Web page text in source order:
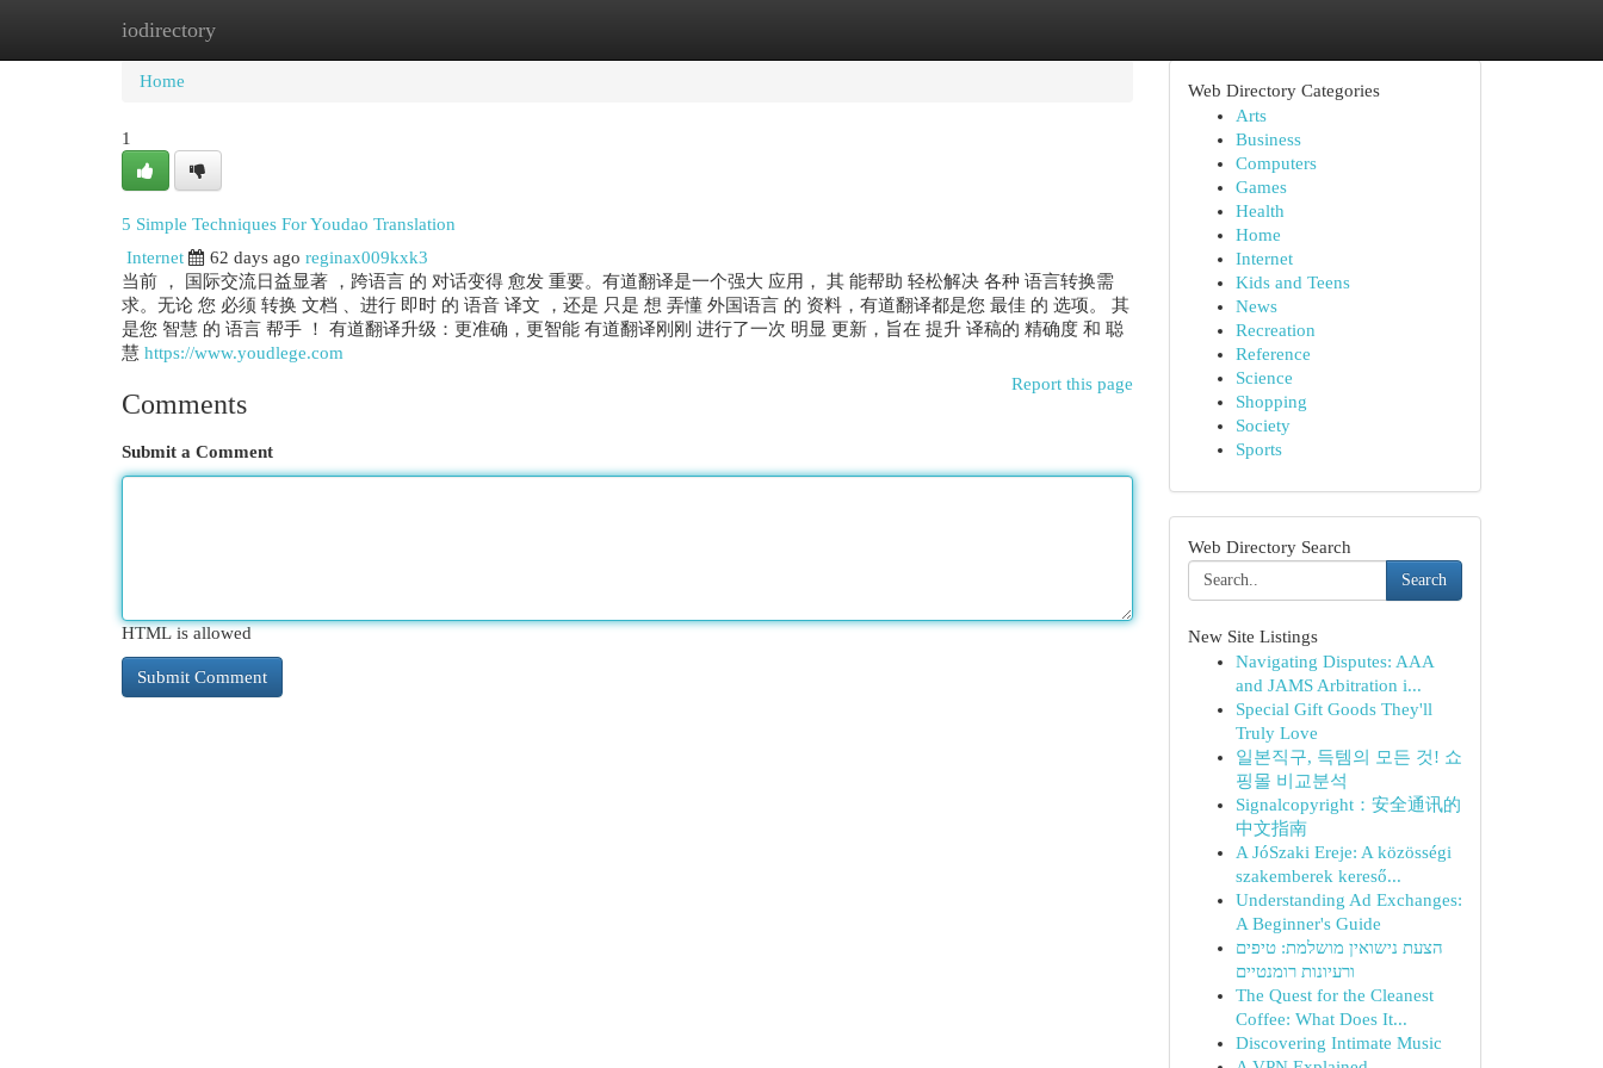
iodirectory
Home
Home
1
5 Simple Techniques For Youdao Translation
Internet
62 days ago reginax009kxk3
当前 ， 国际交流日益显著 ，跨语言 的 对话变得 愈发 重要。有道翻译是一个强大 应用， 其 能帮助 轻松解决 各种 语言转换需
求。无论 您 必须 转换 文档 、进行 即时 的 语音 译文 ，还是 只是 想 弄懂 外国语言 的 资料，有道翻译都是您 最佳 的 选项。 其
是您 智慧 的 语言 帮手 ！ 有道翻译升级：更准确，更智能 有道翻译刚刚 进行了一次 明显 更新，旨在 提升 译稿的 精确度 和 聪
慧 https://www.youdlege.com
Report this page
Comments
Submit a Comment
HTML is allowed
Web Directory Categories
Arts
Business
Computers
Games
Health
Home
Internet
Kids and Teens
News
Recreation
Reference
Science
Shopping
Society
Sports
Web Directory Search
Search
New Site Listings
Navigating Disputes: AAA
and JAMS Arbitration i...
Special Gift Goods They'll
Truly Love
일본직구, 득템의 모든 것! 쇼
핑몰 비교분석
Signalcopyright：安全通讯的
中文指南
A JóSzaki Ereje: A közösségi
szakemberek kereső...
Understanding Ad Exchanges:
A Beginner's Guide
הצעת נישואין מושלמת: טיפים
ורעיונות רומנטיים
The Quest for the Cleanest
Coffee: What Does It...
Discovering Intimate Music